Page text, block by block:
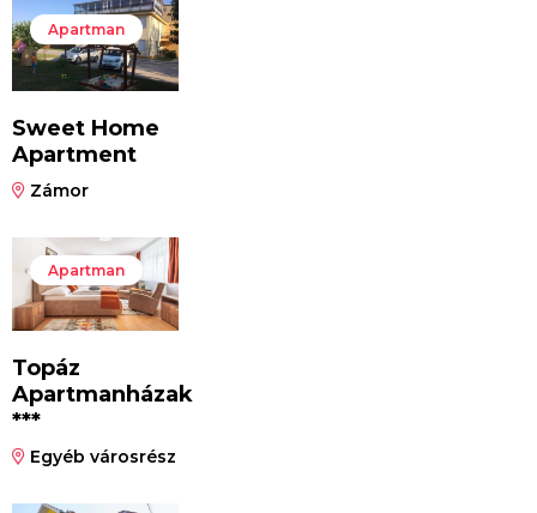
Apartman
Sweet Home
Apartment
Zámor
Apartman
Topáz
Apartmanházak
***
Egyéb városrész